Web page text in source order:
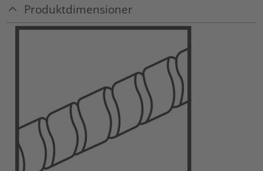
Produktdimensioner